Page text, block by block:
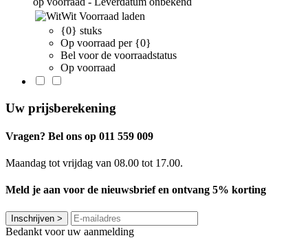
Wit Voorraad laden
{0} stuks
Op voorraad per {0}
Bel voor de voorraadstatus
Op voorraad
Uw prijsberekening
Vragen? Bel ons op 011 559 009
Maandag tot vrijdag van 08.00 tot 17.00.
Meld je aan voor de nieuwsbrief en ontvang 5% korting
Inschrijven >
Bedankt voor uw aanmelding